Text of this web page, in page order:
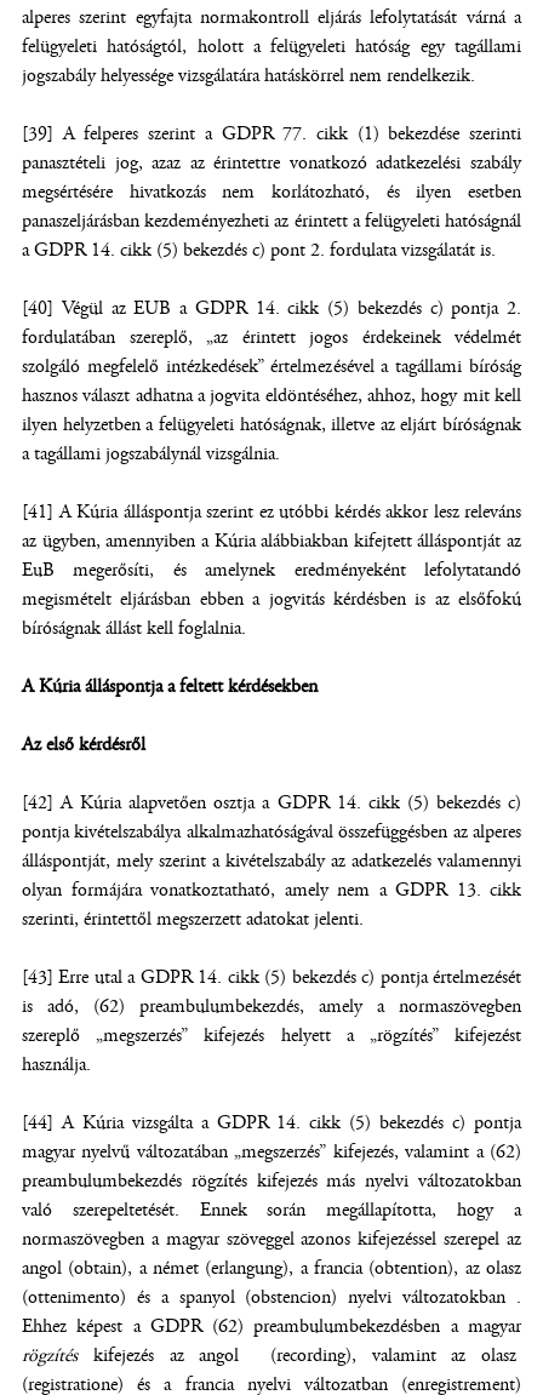
alperes szerint egyfajta normakontroll eljárás lefolytatását várná a
felügyeleti hatóságtól, holott a felügyeleti hatóság egy tagállami
jogszabály helyessége vizsgálatára hatáskörrel nem rendelkezik.
[39] A felperes szerint a GDPR 77. cikk (1) bekezdése szerinti
panasztételi jog, azaz az érintettre vonatkozó adatkezelési szabály
megsértésére hivatkozás nem korlátozható, és ilyen esetben
panaszeljárásban kezdeményezheti az érintett a felügyeleti hatóságnál
a GDPR 14. cikk (5) bekezdés c) pont 2. fordulata vizsgálatát is.
[40] Végül az EUB a GDPR 14. cikk (5) bekezdés c) pontja 2.
fordulatában szereplő, „az érintett jogos érdekeinek védelmét
szolgáló megfelelő intézkedések” értelmezésével a tagállami bíróság
hasznos választ adhatna a jogvita eldöntéséhez, ahhoz, hogy mit kell
ilyen helyzetben a felügyeleti hatóságnak, illetve az eljárt bíróságnak
a tagállami jogszabálynál vizsgálnia.
[41] A Kúria álláspontja szerint ez utóbbi kérdés akkor lesz releváns
az ügyben, amennyiben a Kúria alábbiakban kifejtett álláspontját az
EuB megerősíti, és amelynek eredményeként lefolytatandó
megismételt eljárásban ebben a jogvitás kérdésben is az elsőfokú
bíróságnak állást kell foglalnia.
A Kúria álláspontja a feltett kérdésekben
Az első kérdésről
[42] A Kúria alapvetően osztja a GDPR 14. cikk (5) bekezdés c)
pontja kivételszabálya alkalmazhatóságával összefüggésben az alperes
álláspontját, mely szerint a kivételszabály az adatkezelés valamennyi
olyan formájára vonatkoztatható, amely nem a GDPR 13. cikk
szerinti, érintettől megszerzett adatokat jelenti.
[43] Erre utal a GDPR 14. cikk (5) bekezdés c) pontja értelmezését
is adó, (62) preambulumbekezdés, amely a normaszövegben
szereplő „megszerzés” kifejezés helyett a „rögzítés” kifejezést
használja.
[44] A Kúria vizsgálta a GDPR 14. cikk (5) bekezdés c) pontja
magyar nyelvű változatában „megszerzés” kifejezés, valamint a (62)
preambulumbekezdés rögzítés kifejezés más nyelvi változatokban
való szerepeltetését. Ennek során megállapította, hogy a
normaszövegben a magyar szöveggel azonos kifejezéssel szerepel az
angol (obtain), a német (erlangung), a francia (obtention), az olasz
(ottenimento) és a spanyol (obstencion) nyelvi változatokban .
Ehhez képest a GDPR (62) preambulumbekezdésben a magyar
rögzítés kifejezés az angol (recording), valamint az olasz
(registratione) és a francia nyelvi változatban (enregistrement)